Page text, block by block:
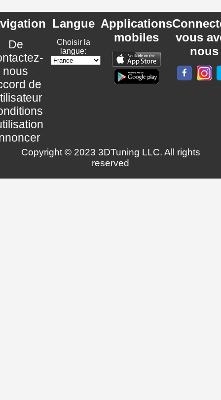
De
nous
de
Langue
Choisir la
langue:
Applications
mobiles
vous
nous
Copyright © 2023 3DTuning LLC. All rights
reserved